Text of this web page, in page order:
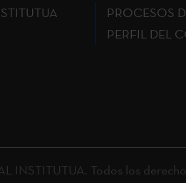
PROCESOS
PERFIL DEL
INSTITUTUA. Todos los